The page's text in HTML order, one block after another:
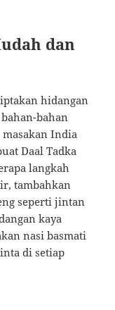
dan
hidangan
bahan
masakan India
Daal Tadka
langkah
tambahkan
seperti jintan
kaya
nasi basmati
di setiap